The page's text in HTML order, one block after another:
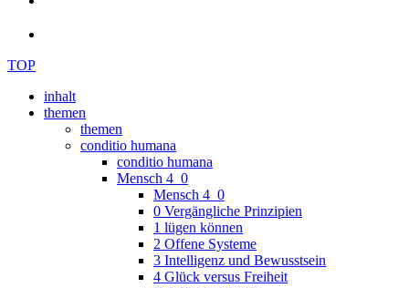
TOP
inhalt
themen
themen
conditio humana
conditio humana
Mensch 4_0
Mensch 4_0
0 Vergängliche Prinzipien
1 lügen können
2 Offene Systeme
3 Intelligenz und Bewusstsein
4 Glück versus Freiheit